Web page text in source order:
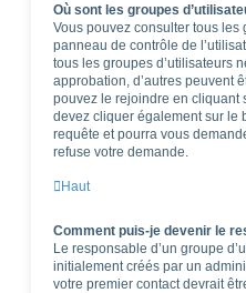
Où sont les groupes
Vous pouvez consulter tous les
panneau de contrôle de
tous les groupes d’utilisateurs
approbation, d’autres peuvent
pouvez le rejoindre en cliquant
devez cliquer également sur le
requête et pourra vous
refuse votre demande.
Haut
Comment puis-je devenir le
Le responsable d’un groupe
initialement créés par un
votre premier contact devrait